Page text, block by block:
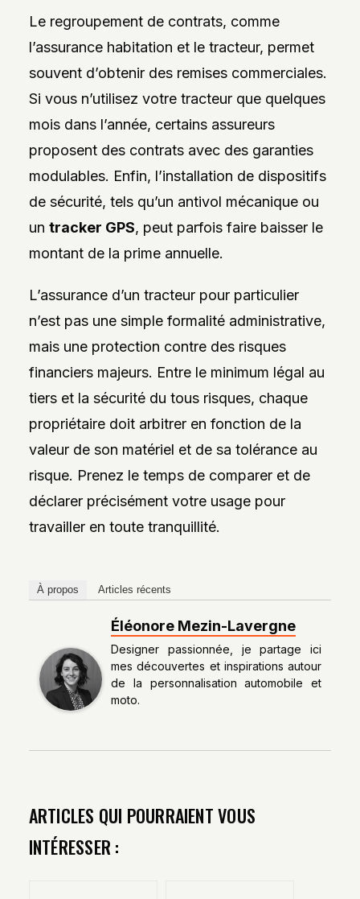
Le regroupement de contrats, comme
l’assurance habitation et le tracteur, permet
souvent d’obtenir des remises commerciales.
Si vous n’utilisez votre tracteur que quelques
mois dans l’année, certains assureurs
proposent des contrats avec des garanties
modulables. Enfin, l’installation de dispositifs
de sécurité, tels qu’un antivol mécanique ou
un tracker GPS, peut parfois faire baisser le
montant de la prime annuelle.
L’assurance d’un tracteur pour particulier
n’est pas une simple formalité administrative,
mais une protection contre des risques
financiers majeurs. Entre le minimum légal au
tiers et la sécurité du tous risques, chaque
propriétaire doit arbitrer en fonction de la
valeur de son matériel et de sa tolérance au
risque. Prenez le temps de comparer et de
déclarer précisément votre usage pour
travailler en toute tranquillité.
À propos Articles récents
Éléonore Mezin-Lavergne
Designer passionnée, je partage ici
mes découvertes et inspirations autour
de la personnalisation automobile et
moto.
ARTICLES QUI POURRAIENT VOUS
INTÉRESSER :